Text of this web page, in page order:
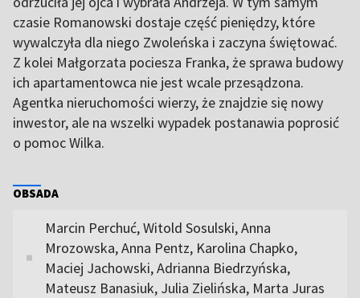
czasie Romanowski dostaje część pieniędzy, które
wywalczyła dla niego Zwoleńska i zaczyna świętować.
Z kolei Małgorzata pociesza Franka, że sprawa budowy
ich apartamentowca nie jest wcale przesądzona.
Agentka nieruchomości wierzy, że znajdzie się nowy
inwestor, ale na wszelki wypadek postanawia poprosić
o pomoc Wilka.
OBSADA
Marcin Perchuć, Witold Sosulski, Anna
Mrozowska, Anna Pentz, Karolina Chapko,
Maciej Jachowski, Adrianna Biedrzyńska,
Mateusz Banasiuk, Julia Zielińska, Marta Juras